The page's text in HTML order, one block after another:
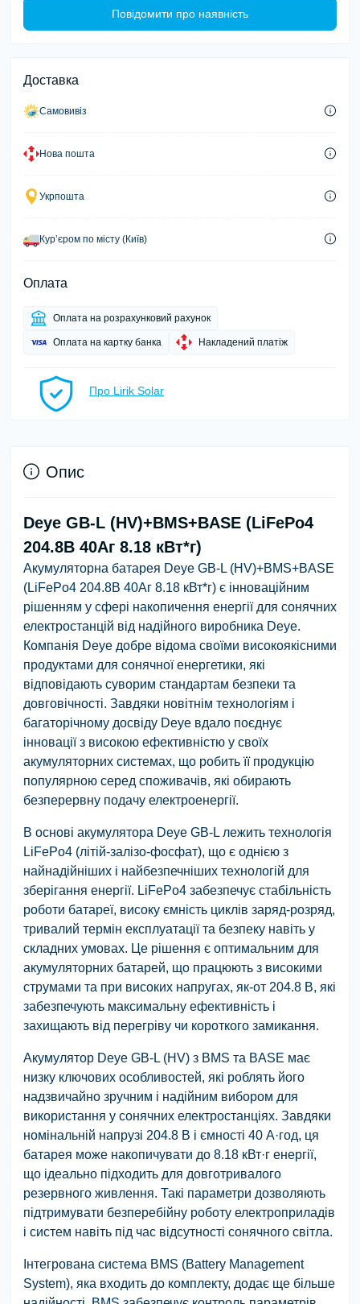
Повідомити про наявність
Доставка
Самовивіз
Нова пошта
Укрпошта
Курʼєром по місту (Київ)
Оплата
Оплата на розрахунковий рахунок
Оплата на картку банка Накладений платіж
Про Lirik Solar
Опис
Deye GB-L (HV)+BMS+BASE (LiFePo4
204.8В 40Aг 8.18 кВт*г)
Акумуляторна батарея Deye GB-L (HV)+BMS+BASE
(LiFePo4 204.8В 40Aг 8.18 кВт*г) є інноваційним
рішенням у сфері накопичення енергії для сонячних
електростанцій від надійного виробника Deye.
Компанія Deye добре відома своїми високоякісними
продуктами для сонячної енергетики, які
відповідають суворим стандартам безпеки та
довговічності. Завдяки новітнім технологіям і
багаторічному досвіду Deye вдало поєднує
інновації з високою ефективністю у своїх
акумуляторних системах, що робить її продукцію
популярною серед споживачів, які обирають
безперервну подачу електроенергії.
В основі акумулятора Deye GB-L лежить технологія
LiFePo4 (літій-залізо-фосфат), що є однією з
найнадійніших і найбезпечніших технологій для
зберігання енергії. LiFePo4 забезпечує стабільність
роботи батареї, високу ємність циклів заряд-розряд,
тривалий термін експлуатації та безпеку навіть у
складних умовах. Це рішення є оптимальним для
акумуляторних батарей, що працюють з високими
струмами та при високих напругах, як-от 204.8 В, які
забезпечують максимальну ефективність і
захищають від перегріву чи короткого замикання.
Акумулятор Deye GB-L (HV) з BMS та BASE має
низку ключових особливостей, які роблять його
надзвичайно зручним і надійним вибором для
використання у сонячних електростанціях. Завдяки
номінальній напрузі 204.8 В і ємності 40 А·год, ця
батарея може накопичувати до 8.18 кВт·г енергії,
що ідеально підходить для довготривалого
резервного живлення. Такі параметри дозволяють
підтримувати безперебійну роботу електроприладів
і систем навіть під час відсутності сонячного світла.
Інтегрована система BMS (Battery Management
System), яка входить до комплекту, додає ще більше